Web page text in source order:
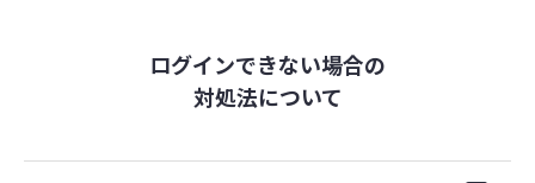
ログインできない場合の
対処法について